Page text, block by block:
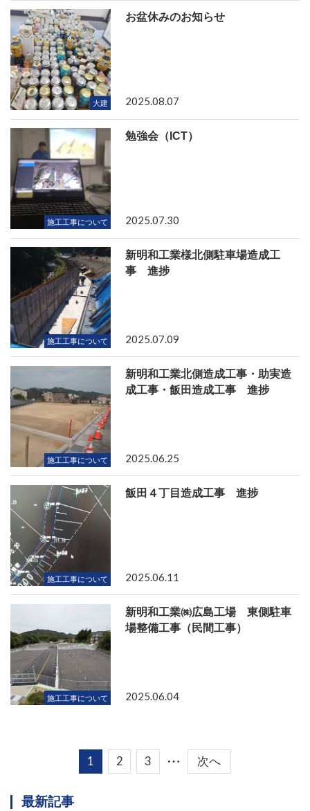
大建
お盆休みのお知らせ
2025.08.07
施工工事について
勉強会（ICT）
2025.07.30
施工工事について
新明和工業様北側駐車場造成工
事 進捗
2025.07.09
施工工事について
新明和工業北側造成工事・助実造
成工事・飯田造成工事 進捗
2025.06.25
施工工事について
飯田４丁目造成工事 進捗
2025.06.11
施工工事について
新明和工業㈱広島工場 東側駐車
場整備工事（民間工事）
2025.06.04
1 2 3 ... 次へ
最新記事